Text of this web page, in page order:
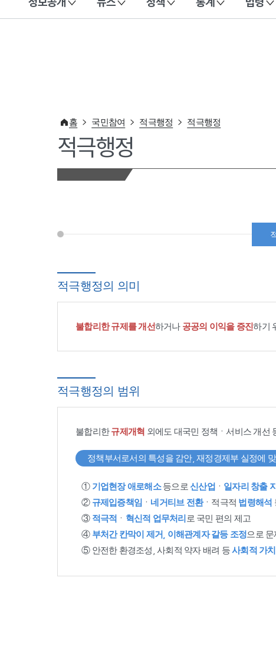
이 누리집은 대한민국 공식 전자정부 누리집입니다.
홈 국민참여 적극행정 적극행정
적극행정
적극행정의 의미
불합리한 규제를 개선하거나 공공의 이익을 증진하기
적극행정의 범위
불합리한규제개혁 외에도 대국민 정책ㆍ서비스 개선
정책부서로서의 특성을 감안, 재정경제부 실정에
① 기업현장 애로해소등으로 신산업 ㆍ 일자리 창출
② 규제입증책임 ㆍ 네거티브 전환ㆍ적극적 법령해석
③ 적극적 ㆍ 혁신적 업무처리 로 국민 편의 제고
④ 부처간 칸막이 제거, 이해관계자 갈등 조정으로
⑤ 안전한 환경조성, 사회적 약자 배려 등사회적 가